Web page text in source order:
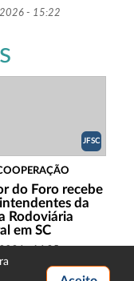
- 15:22
JFSC
do Foro recebe
da
Rodoviária
em SC
- 16:35